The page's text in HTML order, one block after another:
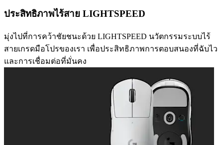
ประสิทธิภาพไร้สาย LIGHTSPEED
มุ่งไปที่การคว้าชัยชนะด้วย LIGHTSPEED นวัตกรรมระบบไร้
สายเกรดมือโปรของเรา เพื่อประสิทธิภาพการตอบสนองที่ฉับไว
และการเชื่อมต่อที่มั่นคง